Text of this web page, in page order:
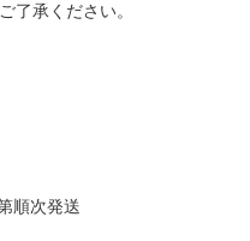
了承ください。
順次発送